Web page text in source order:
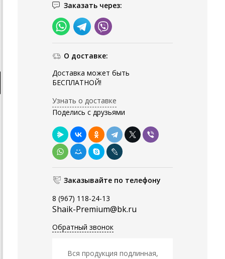
Заказать через:
О доставке:
Доставка может быть
БЕСПЛАТНОЙ!
Узнать о доставке
Поделись с друзьями
Заказывайте по телефону
8 (967) 118-24-13
Shaik-Premium@bk.ru
Обратный звонок
Вся продукция подлинная,